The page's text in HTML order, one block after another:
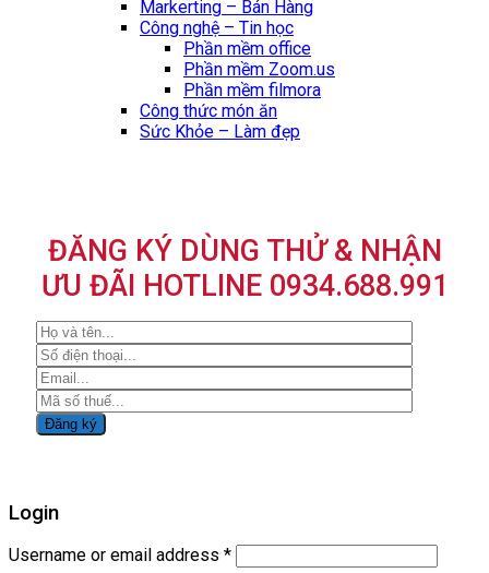
Markerting – Bán Hàng
Công nghệ – Tin học
Phần mềm office
Phần mềm Zoom.us
Phần mềm filmora
Công thức món ăn
Sức Khỏe – Làm đẹp
ĐĂNG KÝ DÙNG THỬ & NHẬN
ƯU ĐÃI HOTLINE 0934.688.991
Login
Username or email address *